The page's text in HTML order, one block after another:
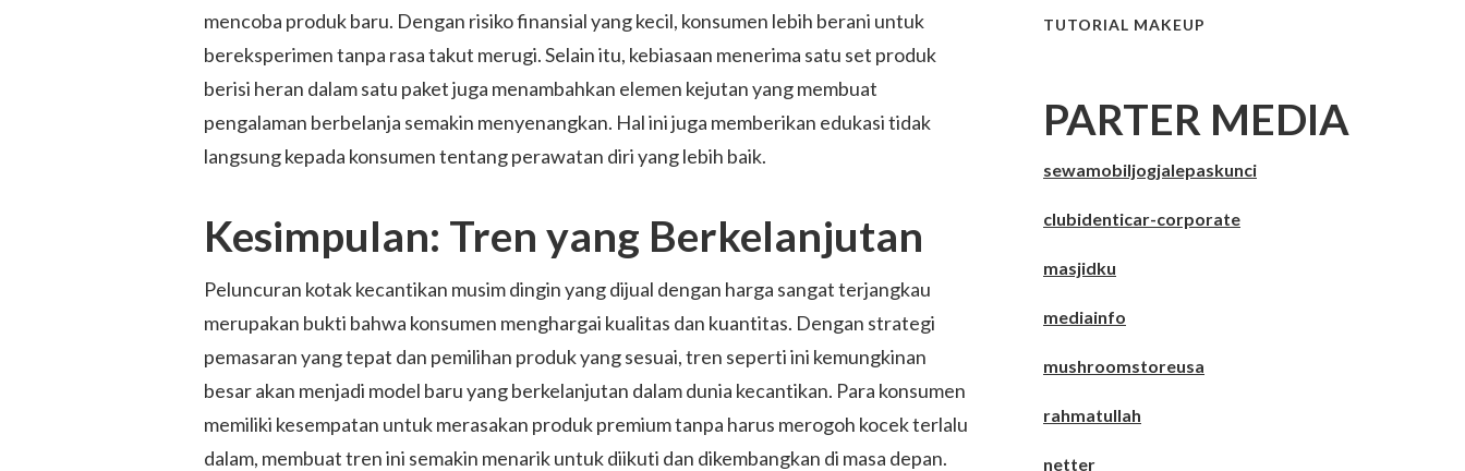
mencoba produk baru. Dengan risiko finansial yang kecil, konsumen lebih berani untuk
bereksperimen tanpa rasa takut merugi. Selain itu, kebiasaan menerima satu set produk
berisi heran dalam satu paket juga menambahkan elemen kejutan yang membuat
pengalaman berbelanja semakin menyenangkan. Hal ini juga memberikan edukasi tidak
langsung kepada konsumen tentang perawatan diri yang lebih baik.
Kesimpulan: Tren yang Berkelanjutan
Peluncuran kotak kecantikan musim dingin yang dijual dengan harga sangat terjangkau
merupakan bukti bahwa konsumen menghargai kualitas dan kuantitas. Dengan strategi
pemasaran yang tepat dan pemilihan produk yang sesuai, tren seperti ini kemungkinan
besar akan menjadi model baru yang berkelanjutan dalam dunia kecantikan. Para konsumen
memiliki kesempatan untuk merasakan produk premium tanpa harus merogoh kocek terlalu
dalam, membuat tren ini semakin menarik untuk diikuti dan dikembangkan di masa depan.
TUTORIAL MAKEUP
PARTER MEDIA
sewamobiljogjalepaskunci
clubidenticar-corporate
masjidku
mediainfo
mushroomstoreusa
rahmatullah
netter